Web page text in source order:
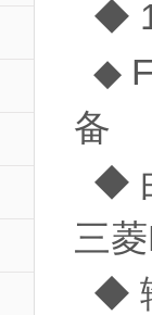
◆
◆
备
◆
三
◆